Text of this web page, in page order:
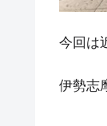
今回は
伊勢志